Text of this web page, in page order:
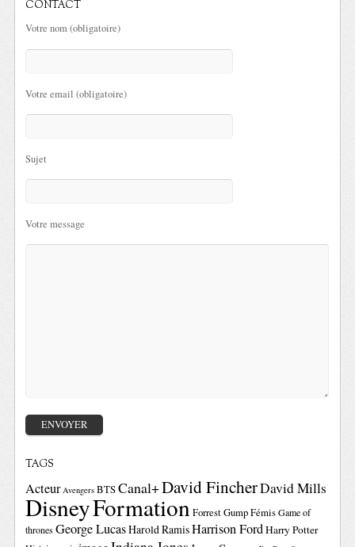
CONTACT
Votre nom (obligatoire)
Votre email (obligatoire)
Sujet
Votre message
TAGS
Acteur Avengers BTSCanal+David FincherDavid Mills
DisneyFormationForrest GumpFémis Game of
thrones George LucasHarold RamisHarrison FordHarry Potter